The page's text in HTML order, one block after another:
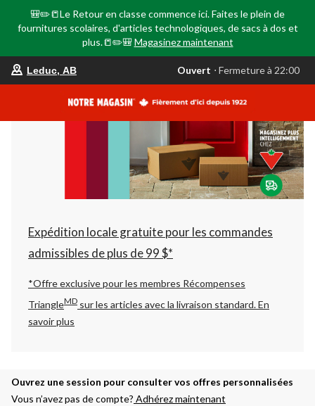
🎒✏️📒Le Retour en classe commence ici. Faites le plein de
fournitures scolaires, d'articles technologiques, de sacs à dos et
plus.📒✏️🎒 Magasinez maintenant
votre
est
AB,
Ouvert,
Fermeture
à
22:00
changer
Leduc, AB Ouvert ⋅ Fermeture à 22:00
Expédition locale gratuite pour les commandes
admissibles de plus de 99 $*
*Offre exclusive pour les membres Récompenses
TriangleMD sur les articles avec la livraison standard.En
savoir plus
Ouvrez une session pour consulter vos offres personnalisées
Vous n’avez pas de compte? Adhérez maintenant